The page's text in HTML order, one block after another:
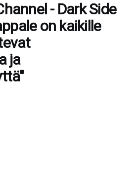
- Dark Side
on kaikille
ja